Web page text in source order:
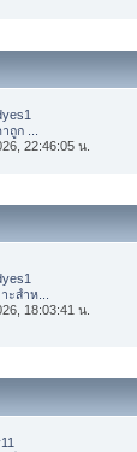
ถูก ...
22:46:05 น.
ะสำห...
18:03:41 น.